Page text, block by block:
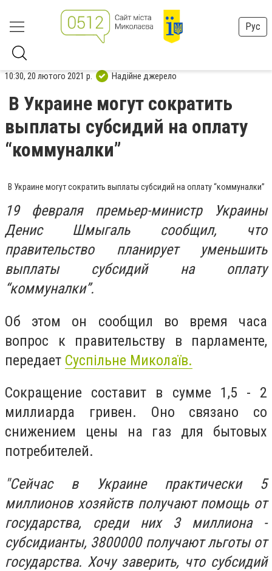
Рус
10:30, 20 лютого 2021 р. Надійне джерело
В Украине могут сократить
выплаты субсидий на оплату
“коммуналки”
В Украине могут сократить выплаты субсидий на оплату “коммуналки”
19 февраля премьер-министр Украины
Денис Шмыгаль сообщил, что
правительство планирует уменьшить
выплаты субсидий на оплату
“коммуналки”.
Об этом он сообщил во время часа
вопрос к правительству в парламенте,
передает Суспільне Миколаїв.
Сокращение составит в сумме 1,5 - 2
миллиарда гривен. Оно связано со
снижением цены на газ для бытовых
потребителей.
"Сейчас в Украине практически 5
миллионов хозяйств получают помощь от
государства, среди них 3 миллиона -
субсидианты, 3800000 получают льготы от
государства. Хочу заверить, что субсидий